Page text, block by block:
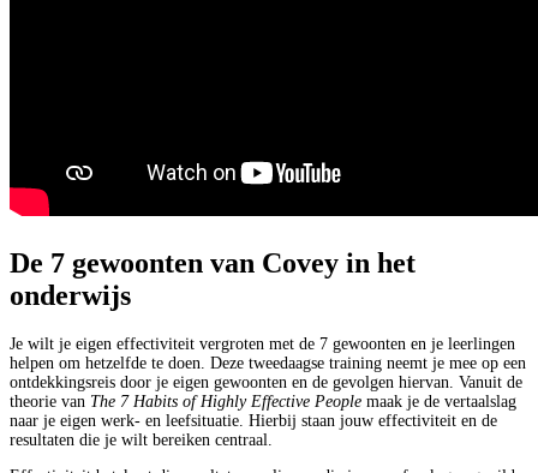
De 7 gewoonten van Covey in het
onderwijs
Je wilt je eigen effectiviteit vergroten met de 7 gewoonten en je leerlingen
helpen om hetzelfde te doen. Deze tweedaagse training neemt je mee op een
ontdekkingsreis door je eigen gewoonten en de gevolgen hiervan. Vanuit de
theorie van The 7 Habits of Highly Effective People maak je de vertaalslag
naar je eigen werk- en leefsituatie. Hierbij staan jouw effectiviteit en de
resultaten die je wilt bereiken centraal.